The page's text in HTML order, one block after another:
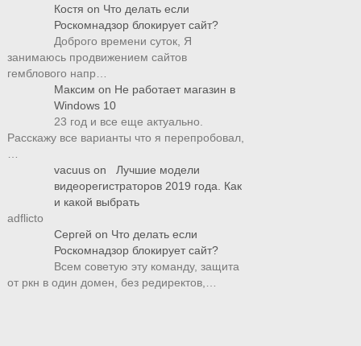
Костя on Что делать если
Роскомнадзор блокирует сайт?
Доброго времени суток, Я
занимаюсь продвижением сайтов
гемблового напр…
Максим on Не работает магазин в
Windows 10
23 год и все еще актуально.
Расскажу все варианты что я перепробовал,
vacuus on
Лучшие модели
видеорегистраторов 2019 года. Как
и какой выбрать
adflicto
Сергей on Что делать если
Роскомнадзор блокирует сайт?
Всем советую эту команду, защита
от ркн в один домен, без редиректов,…